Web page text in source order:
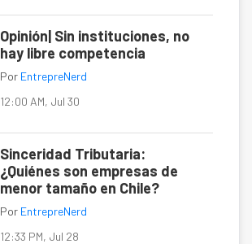
Opinión| Sin instituciones, no
hay libre competencia
Por EntrepreNerd
12:00 AM, Jul 30
Sinceridad Tributaria:
¿Quiénes son empresas de
menor tamaño en Chile?
Por EntrepreNerd
12:33 PM, Jul 28